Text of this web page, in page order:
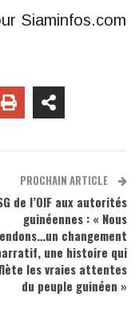
Siaminfos.com
PROCHAIN ARTICLE
de l’OIF aux autorités
guinéennes : « Nous
changement
une histoire qui
les vraies attentes
du peuple guinéen »